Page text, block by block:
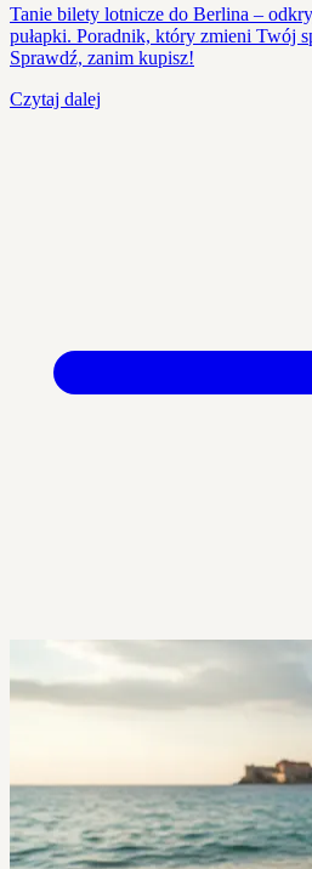
Tanie bilety lotnicze do Berlina –
pułapki. Poradnik, który zmieni Twój
Sprawdź, zanim kupisz!
Czytaj dalej